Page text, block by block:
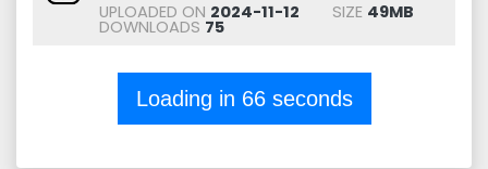
UPLOADED ON 2024-11-12 SIZE 49MB
DOWNLOADS 75
Loading in 66seconds